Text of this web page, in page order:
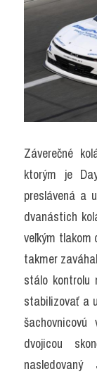
Záverečné
ktorým je
preslávená a
dvanástich
veľkým tlakom
takmer
stálo kontrolu
stabilizovať a
dvojicou